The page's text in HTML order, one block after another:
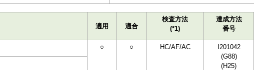
適用 適合
検査方法
(*1)
達成方法
番号
○ ○ HC/AF/AC
I201042
(G88)
(H25)